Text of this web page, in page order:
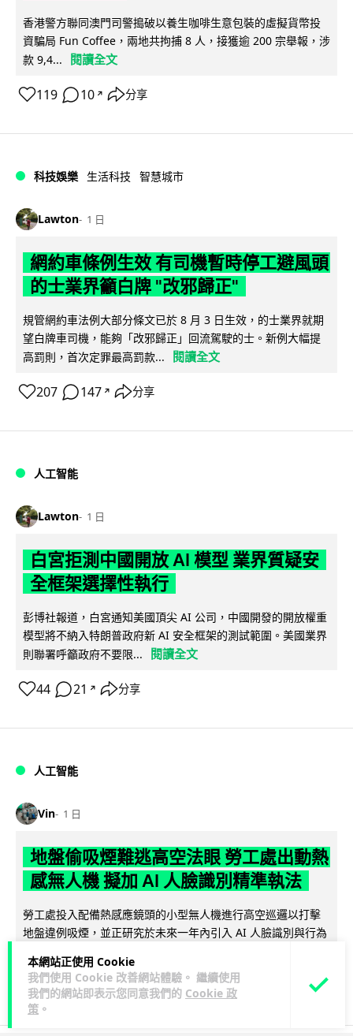
本網站正使用 Cookie
我們使用 Cookie 改善網站體驗。 繼續使用
我們的網站即表示您同意我們的 Cookie 政
策 。
香港警方聯同澳門司警搗破以養生咖啡生意包裝的虛擬貨幣投
資騙局 Fun Coffee，兩地共拘捕 8 人，接獲逾 200 宗舉報，涉
款 9,4...
閱讀全文
119 10 ↗ 分享
科技娛樂 生活科技 智慧城市
Lawton 1 日
網約車條例生效 有司機暫時停工避風頭
的士業界籲白牌 "改邪歸正"
規管網約車法例大部分條文已於 8 月 3 日生效，的士業界就期
望白牌車司機，能夠「改邪歸正」回流駕駛的士。新例大幅提
高罰則，首次定罪最高罰款...
閱讀全文
207 147 ↗ 分享
人工智能
Lawton 1 日
白宮拒測中國開放 AI 模型 業界質疑安
全框架選擇性執行
彭博社報道，白宮通知美國頂尖 AI 公司，中國開發的開放權重
模型將不納入特朗普政府新 AI 安全框架的測試範圍。美國業界
則聯署呼籲政府不要限...
閱讀全文
44 21 ↗ 分享
人工智能
Vin 1 日
地盤偷吸煙難逃高空法眼 勞工處出動熱
感無人機 擬加 AI 人臉識別精準執法
勞工處投入配備熱感應鏡頭的小型無人機進行高空巡邏以打擊
地盤違例吸煙，並正研究於未來一年內引入 AI 人臉識別與行為
248 60↗ 分享